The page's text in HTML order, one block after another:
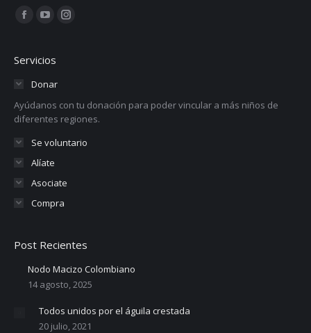
Encuéntranos en:
Facebook
opens
window
YouTube
opens
Instagram
Servicios
Donar
Ayúdanos con tu donación para poder vincular a más niños de
diferentes regiones.
Se voluntario
Alíate
Asociate
Compra
Post Recientes
Nodo Macizo Colombiano
14 agosto, 2025
Todos unidos por el águila crestada
20 julio, 2021